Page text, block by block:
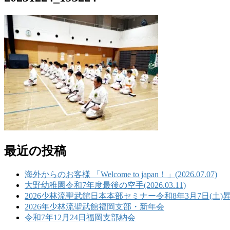
最近の投稿
海外からのお客様 「Welcome to japan！」(2026.07.07)
大野幼稚園令和7年度最後の空手(2026.03.11)
2026少林流聖武館日本本部セミナー令和8年3月7日(土)
2026年少林流聖武館福岡支部・新年会
令和7年12月24日福岡支部納会